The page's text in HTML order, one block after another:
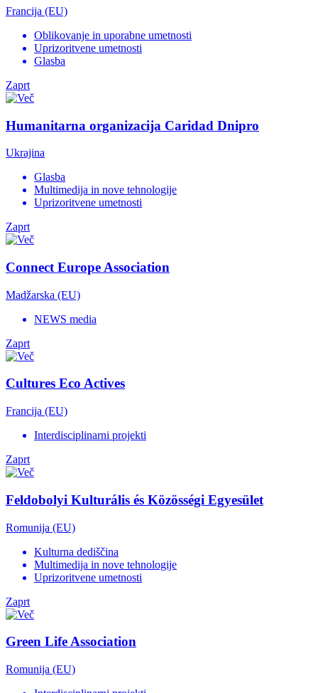
Francija (EU)
Oblikovanje in uporabne umetnosti
Uprizoritvene umetnosti
Glasba
Zaprt
Humanitarna organizacija Caridad Dnipro
Ukrajina
Glasba
Multimedija in nove tehnologije
Uprizoritvene umetnosti
Zaprt
Connect Europe Association
Madžarska (EU)
NEWS media
Zaprt
Cultures Eco Actives
Francija (EU)
Interdisciplinarni projekti
Zaprt
Feldobolyi Kulturális és Közösségi Egyesület
Romunija (EU)
Kulturna dediščina
Multimedija in nove tehnologije
Uprizoritvene umetnosti
Zaprt
Green Life Association
Romunija (EU)